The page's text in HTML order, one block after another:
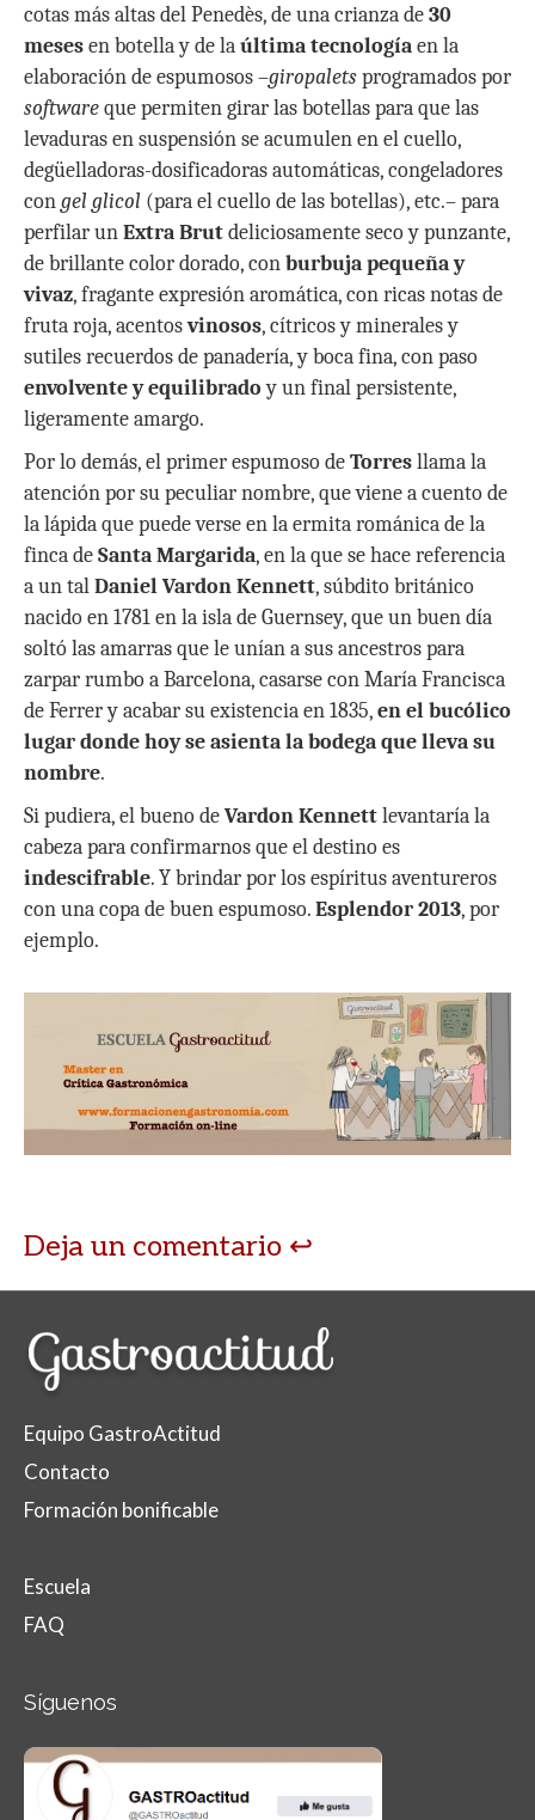
cotas más altas del Penedès, de una crianza de30
mesesen botella y de laúltima tecnologíaen la
elaboración de espumosos –giropaletsprogramados por
softwareque permiten girar las botellas para que las
levaduras en suspensión se acumulen en el cuello,
degüelladoras-dosificadoras automáticas, congeladores
congel glicol (para el cuello de las botellas), etc.– para
perfilar unExtra Brutdeliciosamente seco y punzante,
de brillante color dorado, conburbuja pequeña y
vivaz, fragante expresión aromática, con ricas notas de
fruta roja, acentosvinosos, cítricos y minerales y
sutiles recuerdos de panadería, y boca fina, con paso
envolvente y equilibradoy un final persistente,
ligeramente amargo.
Por lo demás, el primer espumoso deTorresllama la
atención por su peculiar nombre, que viene a cuento de
la lápida que puede verse en la ermita románica de la
finca deSanta Margarida, en la que se hace referencia
a un talDaniel Vardon Kennett, súbdito británico
nacido en 1781 en la isla de Guernsey, que un buen día
soltó las amarras que le unían a sus ancestros para
zarpar rumbo a Barcelona, casarse con María Francisca
de Ferrer y acabar su existencia en 1835,en el bucólico
lugar donde hoy se asienta la bodega que lleva su
nombre.
Si pudiera, el bueno deVardon Kennettlevantaría la
cabeza para confirmarnos que el destino es
indescifrable. Y brindar por los espíritus aventureros
con una copa de buen espumoso.Esplendor 2013, por
ejemplo.
Deja un comentario
Equipo GastroActitud
Contacto
Formación bonificable
Escuela
FAQ
Síguenos